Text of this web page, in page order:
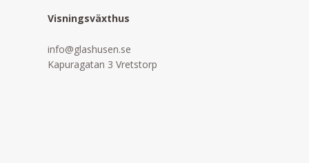
Visningsväxthus
info@glashusen.se
Kapuragatan 3 Vretstorp